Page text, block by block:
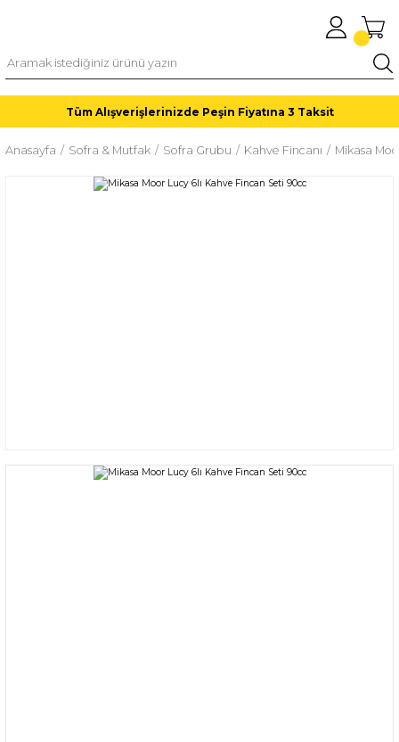
Tüm Alışverişlerinizde Peşin Fiyatına 3 Taksit
Anasayfa Sofra & Mutfak Sofra Grubu Kahve Fincanı Mikasa